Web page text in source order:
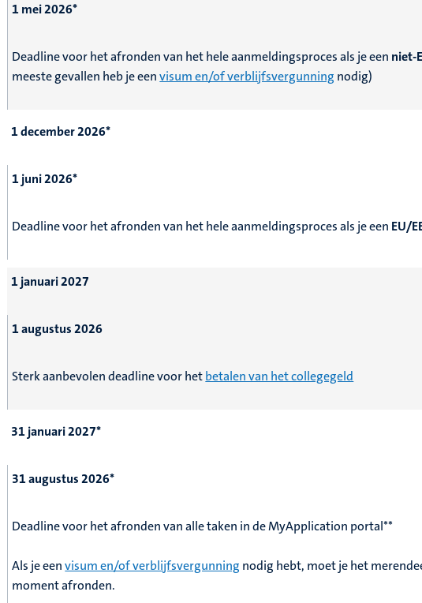
1 mei 2026*
Deadline voor het afronden van het hele aanmeldingsproces als je een niet-
meeste gevallen heb je eenvisum en/of verblijfsvergunning nodig)
1 december 2026*
1 juni 2026*
Deadline voor het afronden van het hele aanmeldingsproces als je een EU/
1 januari 2027
1 augustus 2026
Sterk aanbevolen deadline voor hetbetalen van het collegegeld
31 januari 2027*
31 augustus 2026*
Deadline voor het afronden van alle taken in de MyApplication portal**
Als je eenvisum en/of verblijfsvergunning nodig hebt, moet je het
moment afronden.